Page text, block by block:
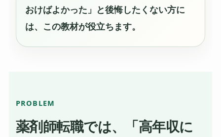
おけばよかった」と後悔したくない方に
は、この教材が役立ちます。
PROBLEM
薬剤師転職では、「高年収に